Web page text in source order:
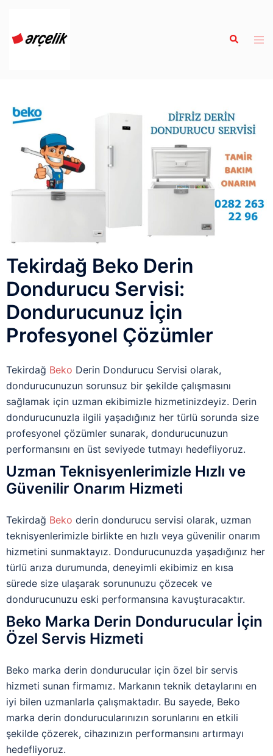
Tekirdağ Beko Derin
Dondurucu Servisi:
Dondurucunuz İçin
Profesyonel Çözümler
Tekirdağ Beko Derin Dondurucu Servisi olarak,
dondurucunuzun sorunsuz bir şekilde çalışmasını
sağlamak için uzman ekibimizle hizmetinizdeyiz. Derin
dondurucunuzla ilgili yaşadığınız her türlü sorunda size
profesyonel çözümler sunarak, dondurucunuzun
performansını en üst seviyede tutmayı hedefliyoruz.
Uzman Teknisyenlerimizle Hızlı ve
Güvenilir Onarım Hizmeti
Tekirdağ Beko derin dondurucu servisi olarak, uzman
teknisyenlerimizle birlikte en hızlı veya güvenilir onarım
hizmetini sunmaktayız. Dondurucunuzda yaşadığınız her
türlü arıza durumunda, deneyimli ekibimiz en kısa
sürede size ulaşarak sorununuzu çözecek ve
dondurucunuzu eski performansına kavuşturacaktır.
Beko Marka Derin Dondurucular İçin
Özel Servis Hizmeti
Beko marka derin dondurucular için özel bir servis
hizmeti sunan firmamız. Markanın teknik detaylarını en
iyi bilen uzmanlarla çalışmaktadır. Bu sayede, Beko
marka derin dondurucularınızın sorunlarını en etkili
şekilde çözerek, cihazınızın performansını artırmayı
hedefliyoruz.